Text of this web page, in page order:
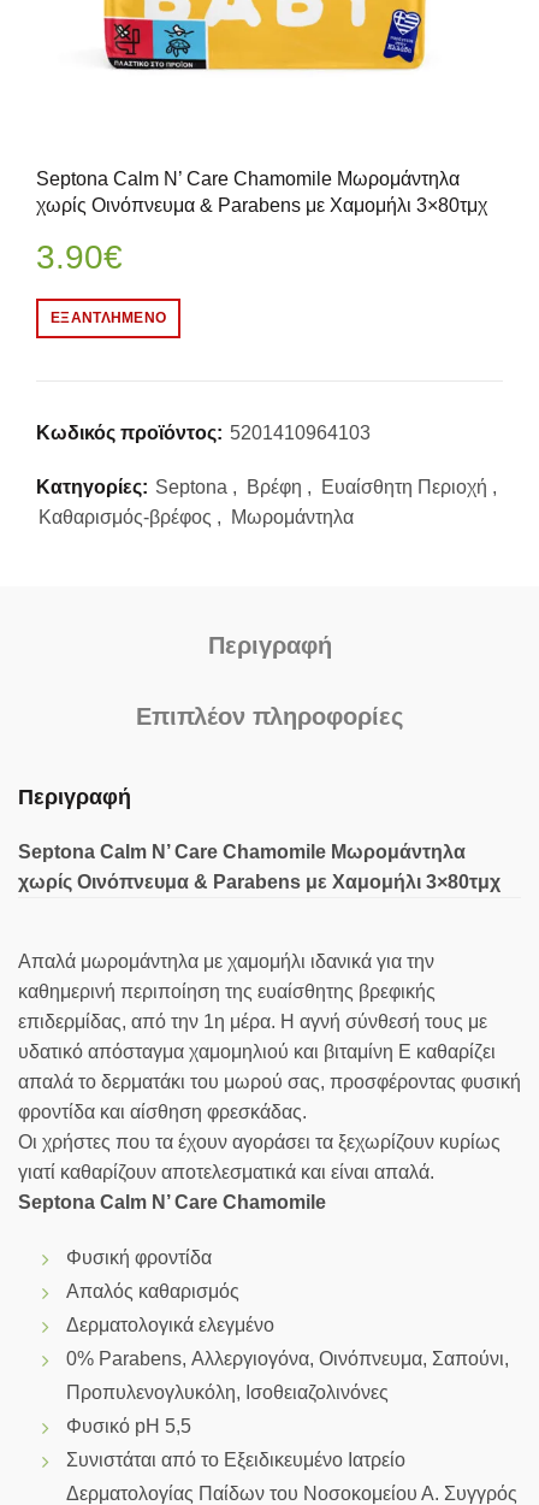
Septona Calm N’ Care Chamomile Μωρομάντηλα
χωρίς Οινόπνευμα & Parabens με Χαμομήλι 3×80τμχ
3.90€
ΕΞΑΝΤΛΗΜΈΝΟ
Κωδικός προϊόντος: 5201410964103
Κατηγορίες: Septona , Βρέφη , Ευαίσθητη Περιοχή ,
Καθαρισμός-βρέφος , Μωρομάντηλα
Περιγραφή
Επιπλέον πληροφορίες
Περιγραφή
Septona Calm N’ Care Chamomile Μωρομάντηλα
χωρίς Οινόπνευμα & Parabens με Χαμομήλι 3×80τμχ
Απαλά μωρομάντηλα με χαμομήλι ιδανικά για την
καθημερινή περιποίηση της ευαίσθητης βρεφικής
επιδερμίδας, από την 1η μέρα. Η αγνή σύνθεσή τους με
υδατικό απόσταγμα χαμομηλιού και βιταμίνη Ε καθαρίζει
απαλά το δερματάκι του μωρού σας, προσφέροντας φυσική
φροντίδα και αίσθηση φρεσκάδας.
Οι χρήστες που τα έχουν αγοράσει τα ξεχωρίζουν κυρίως
γιατί καθαρίζουν αποτελεσματικά και είναι απαλά.
Septona Calm N’ Care Chamomile
Φυσική φροντίδα
Απαλός καθαρισμός
Δερματολογικά ελεγμένο
0% Parabens, Αλλεργιογόνα, Οινόπνευμα, Σαπούνι,
Προπυλενογλυκόλη, Ισοθειαζολινόνες
Φυσικό pH 5,5
Συνιστάται από το Εξειδικευμένο Ιατρείο
Δερματολογίας Παίδων του Νοσοκομείου Α. Συγγρός